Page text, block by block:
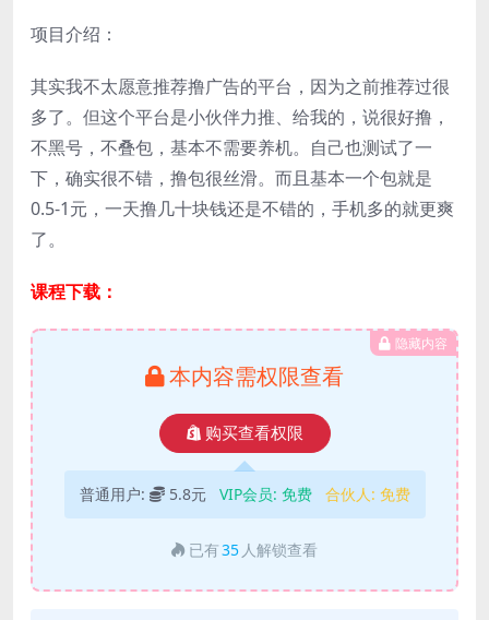
项目介绍：
其实我不太愿意推荐撸广告的平台，因为之前推荐过很
多了。但这个平台是小伙伴力推、给我的，说很好撸，
不黑号，不叠包，基本不需要养机。自己也测试了一
下，确实很不错，撸包很丝滑。而且基本一个包就是
0.5-1元，一天撸几十块钱还是不错的，手机多的就更爽
了。
课程下载：
隐藏内容
本内容需权限查看
购买查看权限
普通用户: 5.8元 VIP会员: 免费 合伙人: 免费
已有35 人解锁查看